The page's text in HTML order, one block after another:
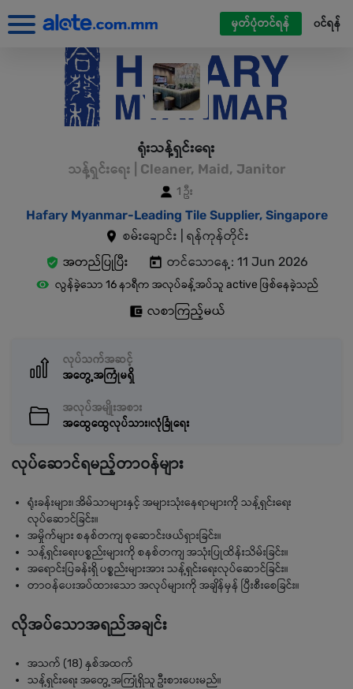
မှတ်ပုံတင်ရန် ၀င်ရန်
ရုံးသန့်ရှင်းရေး
သန့်ရှင်းရေး | Cleaner, Maid, Janitor
1 ဦး
Hafary Myanmar-Leading Tile Supplier, Singapore
စမ်းချောင်း | ရန်ကုန်တိုင်း
အတည်ပြုပြီး
တင်သောနေ့: 11 Jun 2026
လွန်ခဲ့သော 16 နာရီက အလုပ်ခန့်အပ်သူ active ဖြစ်နေခဲ့သည်
လစာကြည့်မယ်
လုပ်သက်အဆင့်
အတွေ့အကြုံမရှိ
အလုပ်အမျိုးအစား
အထွေထွေလုပ်သား၊လုံခြုံရေး
လုပ်ဆောင်ရမည့်တာဝန်များ
ရုံးခန်းများ၊ အိမ်သာများနှင့် အများသုံးနေရာများကို သန့်ရှင်းရေး
လုပ်ဆောင်ခြင်း။
အမှိုက်များ စနစ်တကျ စုဆောင်းဖယ်ရှားခြင်း။
သန့်ရှင်းရေးပစ္စည်းများကို စနစ်တကျ အသုံးပြုထိန်းသိမ်းခြင်း။
အရောင်းပြခန်းရှိ ပစ္စည်းများအား သန့်ရှင်းရေးလုပ်ဆောင်ခြင်း။
တာဝန်ပေးအပ်ထားသော အလုပ်များကို အချိန်မှန် ပြီးစီးစေခြင်း။
လိုအပ်သောအရည်အချင်း
အသက် (18) နှစ်အထက်
သန့်ရှင်းရေး အတွေ့အကြုံရှိသူ ဦးစားပေးမည်။